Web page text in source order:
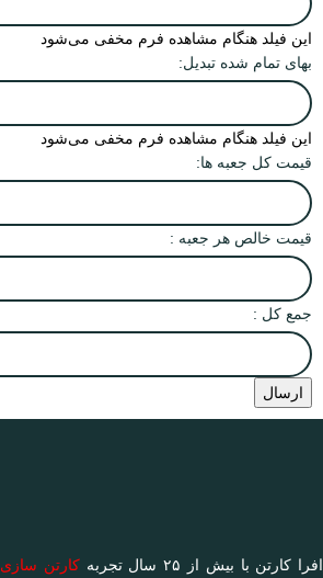
این فیلد هنگام مشاهده فرم مخفی می‌شود
بهای تمام شده تبدیل:
این فیلد هنگام مشاهده فرم مخفی می‌شود
قیمت کل جعبه ها:
قیمت خالص هر جعبه :
جمع کل :
افرا کارتن با بیش از ۲۵ سال تجربه کارتن سازی